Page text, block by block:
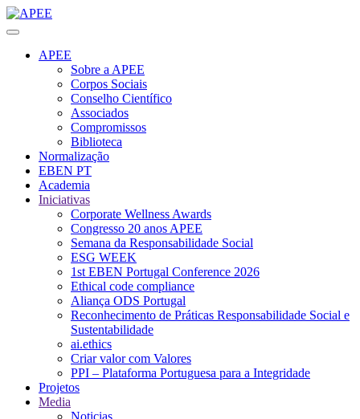
APEE
Sobre a APEE
Corpos Sociais
Conselho Científico
Associados
Compromissos
Biblioteca
Normalização
EBEN PT
Academia
Iniciativas
Corporate Wellness Awards
Congresso 20 anos APEE
Semana da Responsabilidade Social
ESG WEEK
1st EBEN Portugal Conference 2026
Ethical code compliance
Aliança ODS Portugal
Reconhecimento de Práticas Responsabilidade Social e
Sustentabilidade
ai.ethics
Criar valor com Valores
PPI – Plataforma Portuguesa para a Integridade
Projetos
Media
Noticias